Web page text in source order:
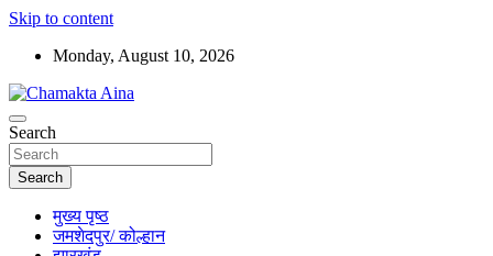
Skip to content
Monday, August 10, 2026
Chamakta Aina
Hindi News Paper – Jharkhand
Search
Search
मुख्य पृष्ठ
जमशेदपुर/ कोल्हान